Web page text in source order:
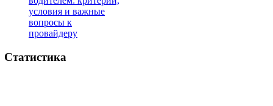
условия и важные
вопросы к
провайдеру
Статистика